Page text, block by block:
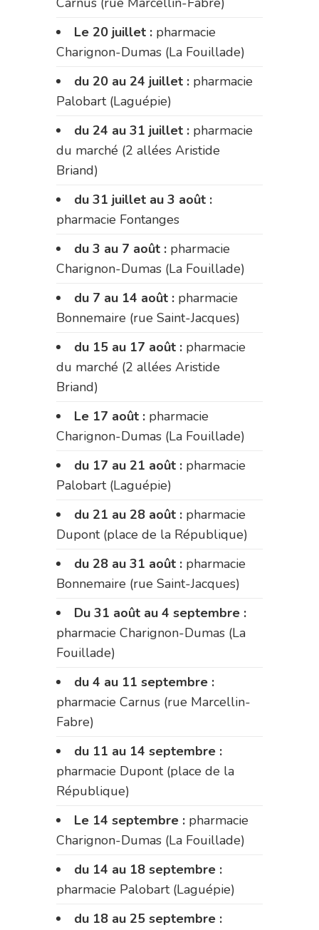
Le 20 juillet : pharmacie
Charignon-Dumas (La Fouillade)
du 20 au 24 juillet : pharmacie
Palobart (Laguépie)
du 24 au 31 juillet : pharmacie
du marché (2 allées Aristide
Briand)
du 31 juillet au 3 août :
pharmacie Fontanges
du 3 au 7 août : pharmacie
Charignon-Dumas (La Fouillade)
du 7 au 14 août : pharmacie
Bonnemaire (rue Saint-Jacques)
du 15 au 17 août : pharmacie
du marché (2 allées Aristide
Briand)
Le 17 août : pharmacie
Charignon-Dumas (La Fouillade)
du 17 au 21 août : pharmacie
Palobart (Laguépie)
du 21 au 28 août : pharmacie
Dupont (place de la République)
du 28 au 31 août : pharmacie
Bonnemaire (rue Saint-Jacques)
Du 31 août au 4 septembre :
pharmacie Charignon-Dumas (La
Fouillade)
du 4 au 11 septembre :
pharmacie Carnus (rue Marcellin-
Fabre)
du 11 au 14 septembre :
pharmacie Dupont (place de la
République)
Le 14 septembre : pharmacie
Charignon-Dumas (La Fouillade)
du 14 au 18 septembre :
pharmacie Palobart (Laguépie)
du 18 au 25 septembre :